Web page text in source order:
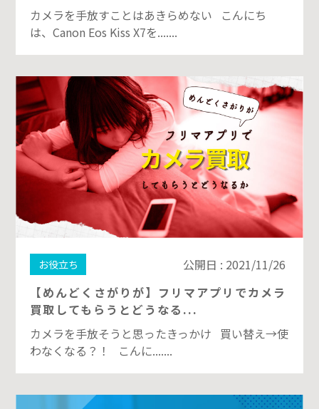
カメラを手放すことはあきらめない こんにち
は、Canon Eos Kiss X7を.......
お役立ち
公開日 : 2021/11/26
【めんどくさがりが】フリマアプリでカメラ
買取してもらうとどうなる...
カメラを手放そうと思ったきっかけ 買い替え→使
わなくなる？！ こんに.......